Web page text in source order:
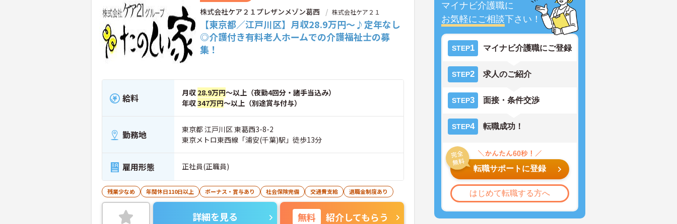
マイナビ介護職に
お気軽にご相談下さい！
STEP1 マイナビ介護職にご登録
STEP2 求人のご紹介
STEP3 面接・条件交渉
STEP4 転職成功！
転職サポートに登録
はじめて転職する方へ
株式会社ケア２１プレザンメゾン葛西 株式会社ケア２１
【東京都／江戸川区】月収28.9万円～♪定年なし
◎介護付き有料老人ホームでの介護福祉士の募
集！
給料 月収 28.9万円～以上（夜勤4回分・諸手当込み）
年収347万円～以上（別途賞与付与）
勤務地
東京都 江戸川区 東葛西3-8-2
東京メトロ東西線「浦安(千葉)駅」徒歩13分
雇用形態 正社員(正職員)
残業少なめ 年間休日110日以上 ボーナス・賞与あり 社会保険完備 交通費支給 退職金制度あり
詳細を見る 無料 紹介してもらう